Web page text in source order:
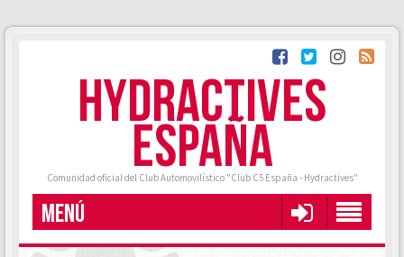
HYDRACTIVES
ESPAÑA
Comunidad oficial del Club Automovilístico "Club C5 España - Hydractives"
MENÚ